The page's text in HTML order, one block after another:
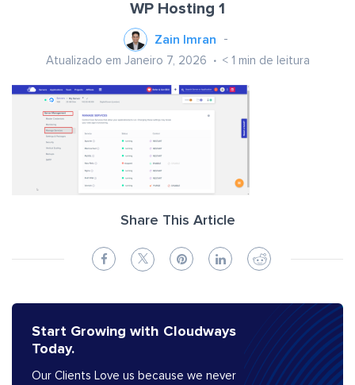
WP Hosting 1
Zain Imran
Atualizado em Janeiro 7, 2026 < 1 min de leitura
Share This Article
Start Growing with Cloudways
Today.
Our Clients Love us because we never